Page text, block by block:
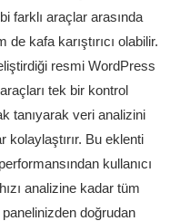
farklı araçlar arasında
kafa karıştırıcı olabilir.
resmi WordPress
tek bir kontrol
tanıyarak veri analizini
kolaylaştırır. Bu eklenti
kullanıcı
analizine kadar tüm
doğrudan